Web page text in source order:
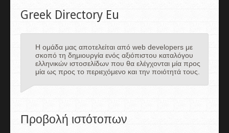
Greek Directory Eu
Η ομάδα μας αποτελείται από web developers με
σκοπό τη δημιουργία ενός αξιόπιστου καταλόγου
ελληνικών ιστοσελίδων που θα ελέγχονται μία προς
μία ως προς το περιεχόμενο και την ποιότητά τους.
Προβολή ιστότοπων